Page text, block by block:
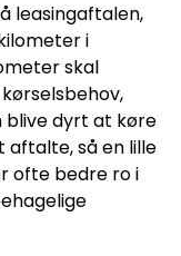
leasingaftalen,
i
skal
blive dyrt at køre
aftalte, så en lille
ofte bedre ro i